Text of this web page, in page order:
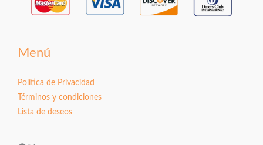
Menú
Política de Privacidad
Términos y condiciones
Lista de deseos